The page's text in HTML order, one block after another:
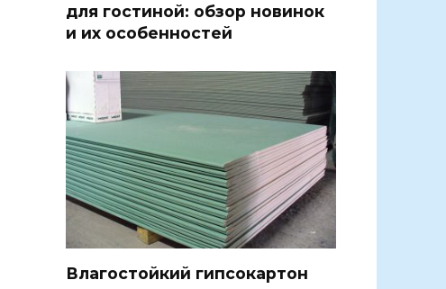
для гостиной: обзор новинок
и их особенностей
Влагостойкий гипсокартон